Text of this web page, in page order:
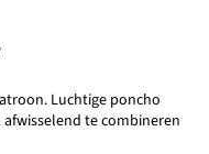
Luchtige poncho
te combineren